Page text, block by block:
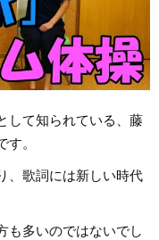
して知られている、藤
。
、歌詞には新しい時代
も多いのではないでし